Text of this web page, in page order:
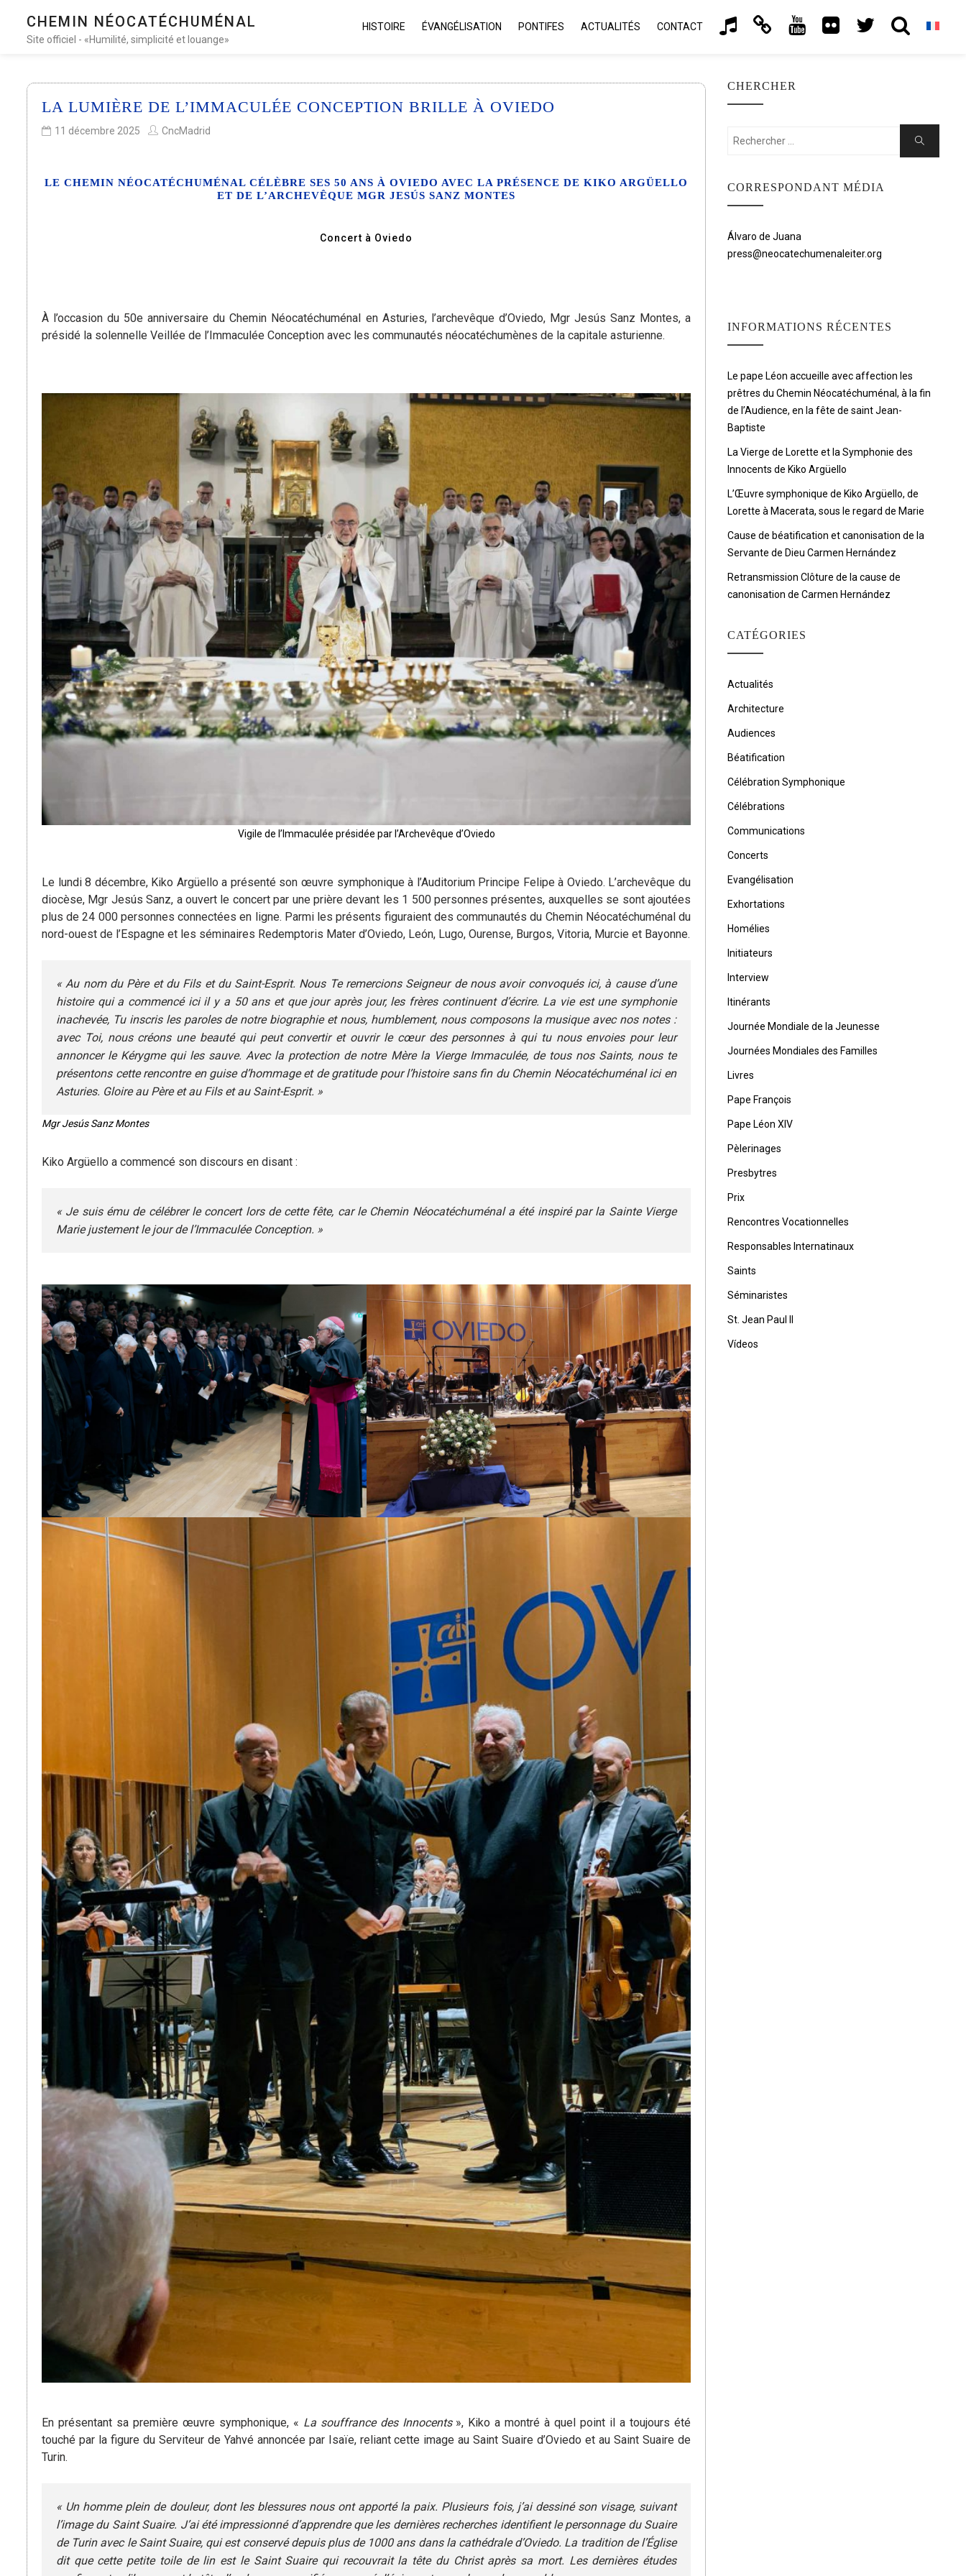
CHEMIN NÉOCATÉCHUMÉNAL
Site officiel - «Humilité, simplicité et louange»
HISTOIRE ÉVANGÉLISATION PONTIFES ACTUALITÉS CONTACT
LA LUMIÈRE DE L’IMMACULÉE CONCEPTION BRILLE À OVIEDO
11 décembre 2025 CncMadrid
LE CHEMIN NÉOCATÉCHUMÉNAL CÉLÈBRE SES 50 ANS À OVIEDO AVEC LA PRÉSENCE DE KIKO ARGÜELLO
ET DE L’ARCHEVÊQUE MGR JESÚS SANZ MONTES
Concert à Oviedo
À l’occasion du 50e anniversaire du Chemin Néocatéchuménal en Asturies, l’archevêque d’Oviedo, Mgr Jesús Sanz Montes, a
présidé la solennelle Veillée de l’Immaculée Conception avec les communautés néocatéchumènes de la capitale asturienne.
Vigile de l’Immaculée présidée par l’Archevêque d’Oviedo
Le lundi 8 décembre, Kiko Argüello a présenté son œuvre symphonique à l’Auditorium Principe Felipe à Oviedo. L’archevêque du
diocèse, Mgr Jesús Sanz, a ouvert le concert par une prière devant les 1 500 personnes présentes, auxquelles se sont ajoutées
plus de 24 000 personnes connectées en ligne. Parmi les présents figuraient des communautés du Chemin Néocatéchuménal du
nord-ouest de l’Espagne et les séminaires Redemptoris Mater d’Oviedo, León, Lugo, Ourense, Burgos, Vitoria, Murcie et Bayonne.
« Au nom du Père et du Fils et du Saint-Esprit. Nous Te remercions Seigneur de nous avoir convoqués ici, à cause d’une
histoire qui a commencé ici il y a 50 ans et que jour après jour, les frères continuent d’écrire. La vie est une symphonie
inachevée, Tu inscris les paroles de notre biographie et nous, humblement, nous composons la musique avec nos notes :
avec Toi, nous créons une beauté qui peut convertir et ouvrir le cœur des personnes à qui tu nous envoies pour leur
annoncer le Kérygme qui les sauve. Avec la protection de notre Mère la Vierge Immaculée, de tous nos Saints, nous te
présentons cette rencontre en guise d’hommage et de gratitude pour l’histoire sans fin du Chemin Néocatéchuménal ici en
Asturies. Gloire au Père et au Fils et au Saint-Esprit. »
Mgr Jesús Sanz Montes
Kiko Argüello a commencé son discours en disant :
« Je suis ému de célébrer le concert lors de cette fête, car le Chemin Néocatéchuménal a été inspiré par la Sainte Vierge
Marie justement le jour de l’Immaculée Conception. »
En présentant sa première œuvre symphonique, « La souffrance des Innocents», Kiko a montré à quel point il a toujours été
touché par la figure du Serviteur de Yahvé annoncée par Isaïe, reliant cette image au Saint Suaire d’Oviedo et au Saint Suaire de
Turin.
« Un homme plein de douleur, dont les blessures nous ont apporté la paix. Plusieurs fois, j’ai dessiné son visage, suivant
l’image du Saint Suaire. J’ai été impressionné d’apprendre que les dernières recherches identifient le personnage du Suaire
de Turin avec le Saint Suaire, qui est conservé depuis plus de 1000 ans dans la cathédrale d’Oviedo. La tradition de l’Église
dit que cette petite toile de lin est le Saint Suaire qui recouvrait la tête du Christ après sa mort. Les dernières études
CHERCHER
Rechercher:
Chercher
CORRESPONDANT MÉDIA
Álvaro de Juana
press@neocatechumenaleiter.org
INFORMATIONS RÉCENTES
Le pape Léon accueille avec affection les
prêtres du Chemin Néocatéchuménal, à la fin
de l’Audience, en la fête de saint Jean-
Baptiste
La Vierge de Lorette et la Symphonie des
Innocents de Kiko Argüello
L’Œuvre symphonique de Kiko Argüello, de
Lorette à Macerata, sous le regard de Marie
Cause de béatification et canonisation de la
Servante de Dieu Carmen Hernández
Retransmission Clôture de la cause de
canonisation de Carmen Hernández
CATÉGORIES
Actualités
Architecture
Audiences
Béatification
Célébration Symphonique
Célébrations
Communications
Concerts
Evangélisation
Exhortations
Homélies
Initiateurs
Interview
Itinérants
Journée Mondiale de la Jeunesse
Journées Mondiales des Familles
Livres
Pape François
Pape Léon XIV
Pèlerinages
Presbytres
Prix
Rencontres Vocationnelles
Responsables Internatinaux
Saints
Séminaristes
St. Jean Paul II
Vídeos